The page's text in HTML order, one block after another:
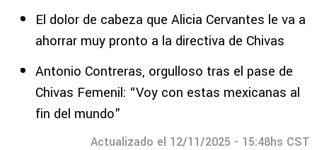
El dolor de cabeza que Alicia Cervantes le va a
ahorrar muy pronto a la directiva de Chivas
Antonio Contreras, orgulloso tras el pase de
Chivas Femenil: “Voy con estas mexicanas al
fin del mundo”
Actualizado el 12/11/2025 - 15:48hs CST